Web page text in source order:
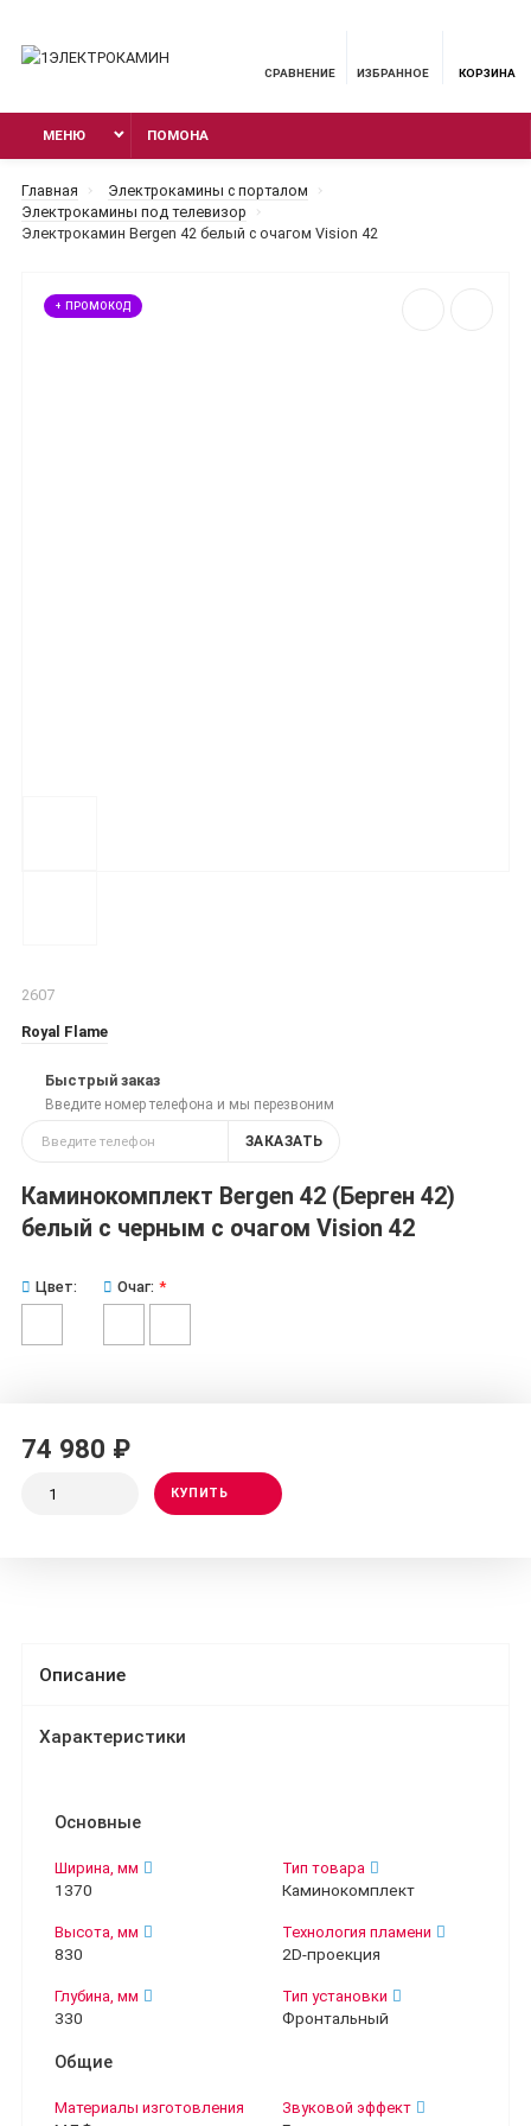
СРАВНЕНИЕ ИЗБРАННОЕ КОРЗИНА
МЕНЮ ПОМОНА
Главная
Электрокамины с порталом
Электрокамины под телевизор
Электрокамин Bergen 42 белый с очагом Vision 42
+ ПРОМОКОД
2607
Royal Flame
Быстрый заказ
Введите номер телефона и мы перезвоним
ЗАКАЗАТЬ
Каминокомплект Bergen 42 (Берген 42)
белый с черным с очагом Vision 42
Цвет: Очаг:
74 980 ₽
КУПИТЬ
Описание
Характеристики
Основные
Ширина, мм
1370
Высота, мм
830
Глубина, мм
330
Тип товара
Каминокомплект
Технология пламени
2D-проекция
Тип установки
Фронтальный
Общие
Материалы изготовления Звуковой эффект